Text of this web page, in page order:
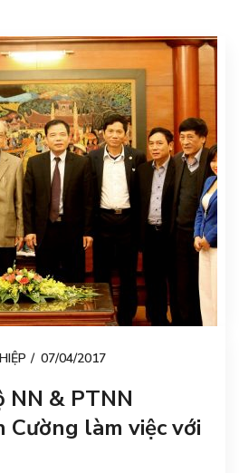
07/04/2017
NN & PTNN
Cường làm việc với